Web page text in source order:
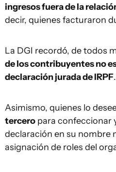
ingresos fuera de la
decir, quienes facturaron
La DGI recordó, de todos
de los contribuyentes no
declaración jurada de IRPF.
Asimismo, quienes lo
tercero para confeccionar
declaración en su nombre
asignación de roles del